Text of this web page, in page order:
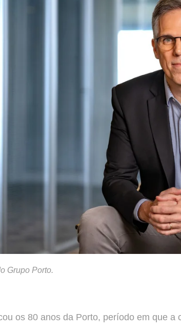
Grupo Porto.
os 80 anos da Porto, período em que a